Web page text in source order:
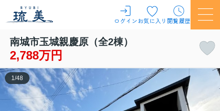
ログインお気に入り 閲覧履歴
南城市玉城親慶原（全2棟）
2,788万円
1 /48